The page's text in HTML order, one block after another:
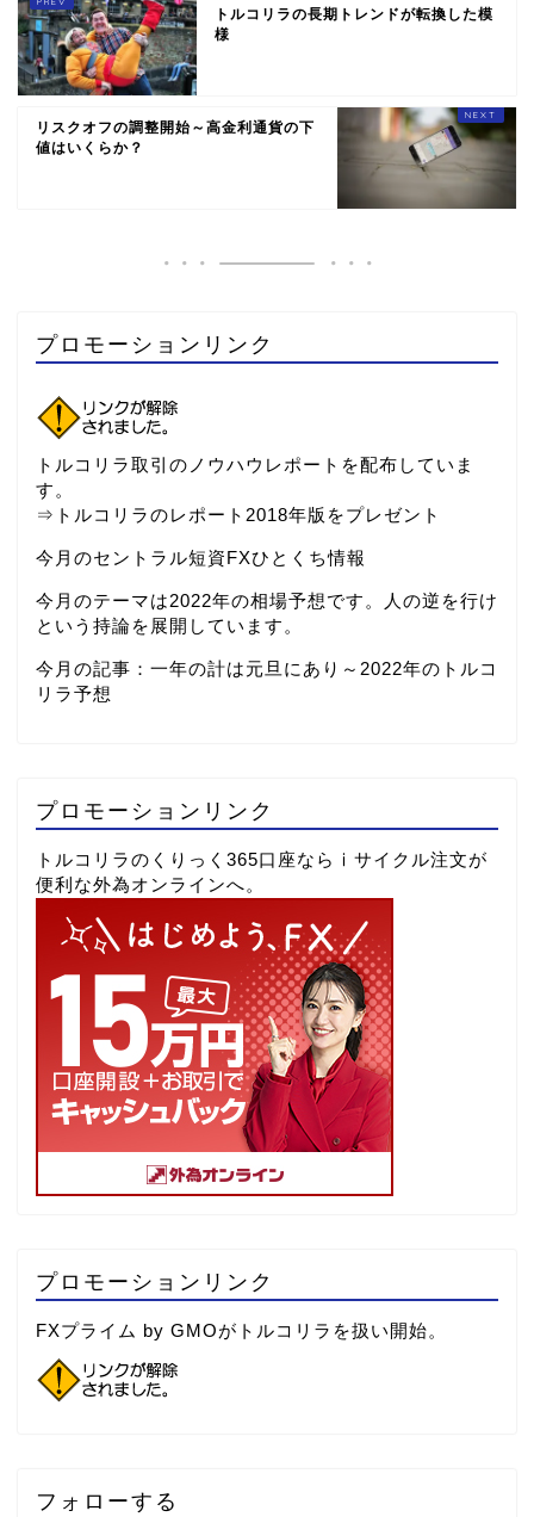
トルコリラの長期トレンドが転換した模
様
リスクオフの調整開始～高金利通貨の下
値はいくらか？
プロモーションリンク
トルコリラ取引のノウハウレポートを配布していま
す。
⇒ トルコリラのレポート2018年版をプレゼント
今月のセントラル短資FXひとくち情報
今月のテーマは2022年の相場予想です。人の逆を行け
という持論を展開しています。
今月の記事： 一年の計は元旦にあり～2022年のトルコ
リラ予想
プロモーションリンク
トルコリラのくりっく365口座ならⅰサイクル注文が
便利な外為オンラインへ。
プロモーションリンク
FXプライム by GMOがトルコリラを扱い開始。
フォローする